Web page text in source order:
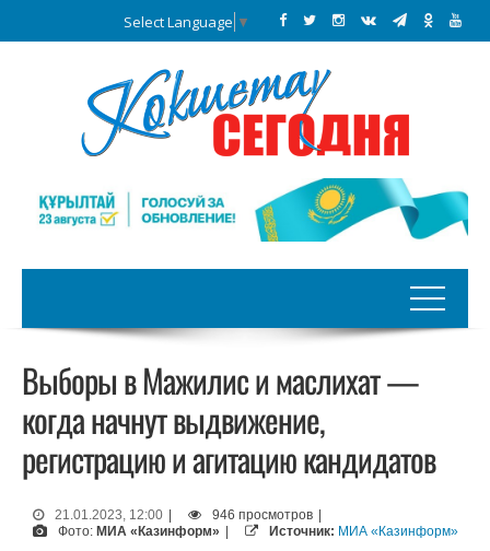
Select Language ▼
Выборы в Мажилис и маслихат —
когда начнут выдвижение,
регистрацию и агитацию кандидатов
21.01.2023, 12:00 946 просмотров
Фото: МИА «Казинформ» Источник: МИА «Казинформ»